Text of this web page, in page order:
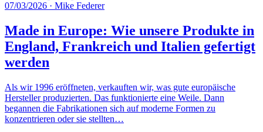
07/03/2026 · Mike Federer
Made in Europe: Wie unsere Produkte in
England, Frankreich und Italien gefertigt
werden
Als wir 1996 eröffneten, verkauften wir, was gute europäische
Hersteller produzierten. Das funktionierte eine Weile. Dann
begannen die Fabrikationen sich auf moderne Formen zu
konzentrieren oder sie stellten…